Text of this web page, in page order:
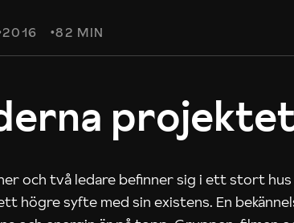
2016 82 MIN
projektet
och två ledare befinner sig i ett stort hus
högre syfte med sin existens. En